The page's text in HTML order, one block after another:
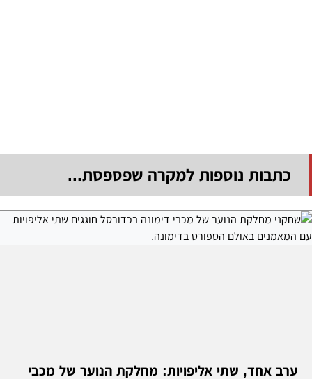
כתבות נוספות למקרה שפספסת...
ערב אחד, שתי אליפויות: מחלקת הנוער של מכבי